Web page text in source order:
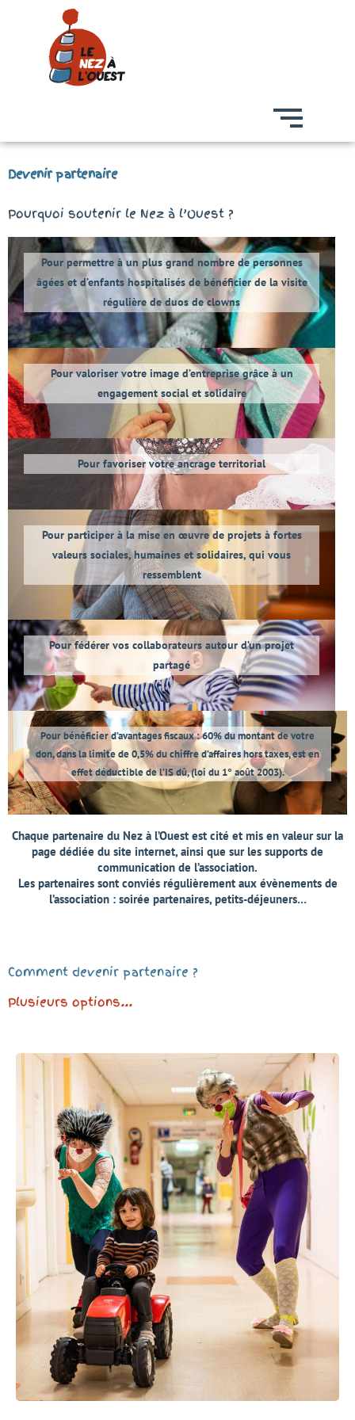
Devenir partenaire
Pourquoi soutenir le Nez à l’Ouest ?
Pour permettre à un plus grand nombre de personnes
âgées et d’enfants hospitalisés de bénéficier de la visite
régulière de duos de clowns
Pour valoriser votre image d’entreprise grâce à un
engagement social et solidaire
Pour favoriser votre ancrage territorial
Pour participer à la mise en œuvre de projets à fortes
valeurs sociales, humaines et solidaires, qui vous
ressemblent
Pour fédérer vos collaborateurs autour d’un projet
partagé
Pour bénéficier d’avantages fiscaux : 60% du montant de votre
don, dans la limite de 0,5% du chiffre d’affaires hors taxes, est en
effet déductible de l’IS dû, (loi du 1° août 2003).
Chaque partenaire du Nez à l’Ouest est cité et mis en valeur sur la
page dédiée du site internet, ainsi que sur les supports de
communication de l’association.
Les partenaires sont conviés régulièrement aux évènements de
l’association : soirée partenaires, petits-déjeuners…
Comment devenir partenaire ?
Plusieurs options...